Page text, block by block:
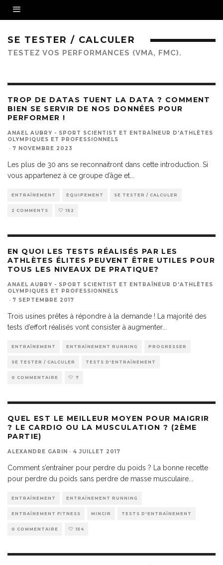
SE TESTER / CALCULER
TESTEZ VOS PERFORMANCES (VMA, FMC).
TROP DE DATAS TUENT LA DATA ? COMMENT
BIEN SE SERVIR DE NOS DONNÉES POUR
PERFORMER !
ANAEL AUBRY - SPORT SCIENTIST ET ENTRAÎNEUR D'ATHLÈTES
OLYMPIQUES ET PROFESSIONNELS
· 7 NOVEMBRE 2023
Les plus de 30 ans se reconnaitront dans cette introduction. Si
vous appartenez à ce groupe d’âge et
ENTRAÎNEMENT EQUIPEMENT SE TESTER / CALCULER
2 COMMENTS 152
EN QUOI LES TESTS RÉALISÉS PAR LES
ATHLÈTES ÉLITES PEUVENT ÊTRE UTILES POUR
TOUS LES NIVEAUX DE PRATIQUE?
ANAEL AUBRY - SPORT SCIENTIST ET ENTRAÎNEUR D'ATHLÈTES
OLYMPIQUES ET PROFESSIONNELS
· 7 SEPTEMBRE 2017
Trois usines prêtes à répondre à la demande ! La majorité des
tests d’effort réalisés vont consister à augmenter...
ENTRAÎNEMENT ENTRAÎNEMENT RUNNING PROGRESSER
SE TESTER / CALCULER TESTS D'ENTRAÎNEMENT
0 COMMENTAIRE 7
QUEL EST LE MEILLEUR MOYEN POUR MAIGRIR
? LE CARDIO OU LA MUSCULATION ? (2ÈME
PARTIE)
ALEXANDRE GARIN · 4 JUILLET 2017
Comment s’entraîner pour perdre du poids ? La bonne recette
pour perdre du poids sans perdre de masse musculaire
ENTRAÎNEMENT ENTRAÎNEMENT RUNNING
ENTRAÎNEMENT FITNESS MINCIR TESTS D'ENTRAÎNEMENT
0 COMMENTAIRE 154